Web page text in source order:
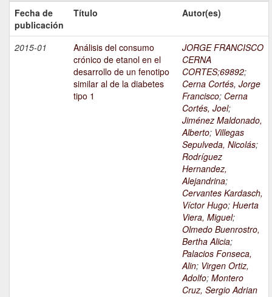
Fecha de
publicación
Título Autor(es)
2015-01
Análisis del consumo
crónico de etanol en el
desarrollo de un fenotipo
similar al de la diabetes
tipo 1
JORGE FRANCISCO
CERNA
CORTES;69892;
Cerna Cortés, Jorge
Francisco; Cerna
Cortés, Joel;
Jiménez Maldonado,
Alberto; Villegas
Sepulveda, Nicolás;
Rodríguez
Hernandez,
Alejandrina;
Cervantes Kardasch,
Víctor Hugo; Huerta
Viera, Miguel;
Olmedo Buenrostro,
Bertha Alicia;
Palacios Fonseca,
Alin; Virgen Ortiz,
Adolfo; Montero
Cruz, Sergio Adrian